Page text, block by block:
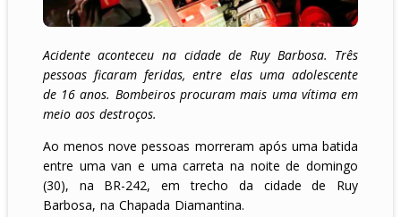
Acidente aconteceu na cidade de Ruy Barbosa. Três
pessoas ficaram feridas, entre elas uma adolescente
de 16 anos. Bombeiros procuram mais uma vítima em
meio aos destroços.
Ao menos nove pessoas morreram após uma batida
entre uma van e uma carreta na noite de domingo
(30), na BR-242, em trecho da cidade de Ruy
Barbosa, na Chapada Diamantina.